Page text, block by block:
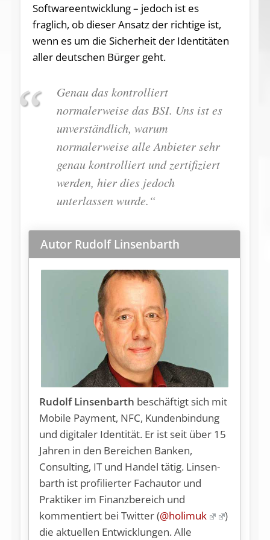
Softwareentwicklung – jedoch ist es
fraglich, ob dieser Ansatz der richtige ist,
wenn es um die Sicherheit der Identitäten
aller deutschen Bürger geht.
Genau das kontrolliert
normalerweise das BSI. Uns ist es
unverständlich, warum
normalerweise alle Anbieter sehr
genau kontrolliert und zertifiziert
werden, hier dies jedoch
unterlassen wurde.“
Autor Rudolf Linsenbarth
Rudolf Linsenbarth be­schäf­tigt sich mit
Mobile Payment, NFC, Kundenbindung
und digitaler Identität. Er ist seit über 15
Jahren in den Bereichen Banken,
Consulting, IT und Handel tätig. Lin­sen­
barth ist profilierter Fachautor und
Praktiker im Finanzbereich und
kommentiert bei Twitter (@holimuk
)
die aktuellen Entwicklungen. Alle